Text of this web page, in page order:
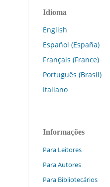
Idioma
English
Español (España)
Français (France)
Português (Brasil)
Italiano
Informações
Para Leitores
Para Autores
Para Bibliotecários